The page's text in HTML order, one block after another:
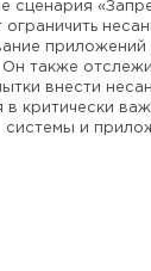
сценария
ограничить
Он также
внести
в критически
системы и